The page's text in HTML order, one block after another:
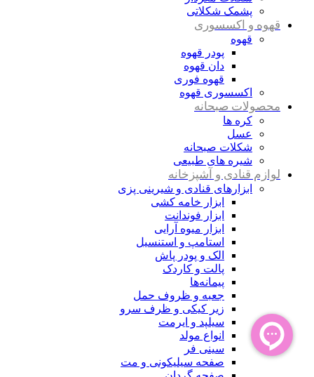
پشمک شکلاتی
قهوه و اکسسوری
قهوه
پودر قهوه
دان قهوه
قهوه فوری
اکسسوری قهوه
محصولات صبحانه
کره ها
عسل
شکلات صبحانه
شیره های طبیعی
لوازم قنادی و آشپزخانه
ابزارهای قنادی و شیرینی پزی
ابزار خامه کشی
ابزار فوندانت
ابزار میوه آرایی
استامپ و استنسیل
الک و پودر پاش
پالت و کاردک
پیمانه‌ها
جعبه و ظروف حمل
زیر کیکی و ظرف سرو
سیلپد و ایرمت
انواع مولد
سینی فر
صفحه سیلیکونی و مت